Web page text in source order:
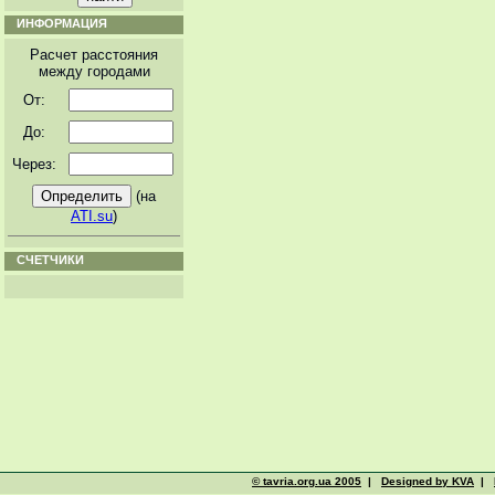
ИНФОРМАЦИЯ
Расчет расстояния
между городами
От:
До:
Через:
(на
ATI.su)
СЧЕТЧИКИ
© tavria.org.ua 2005 | Designed by KVA |